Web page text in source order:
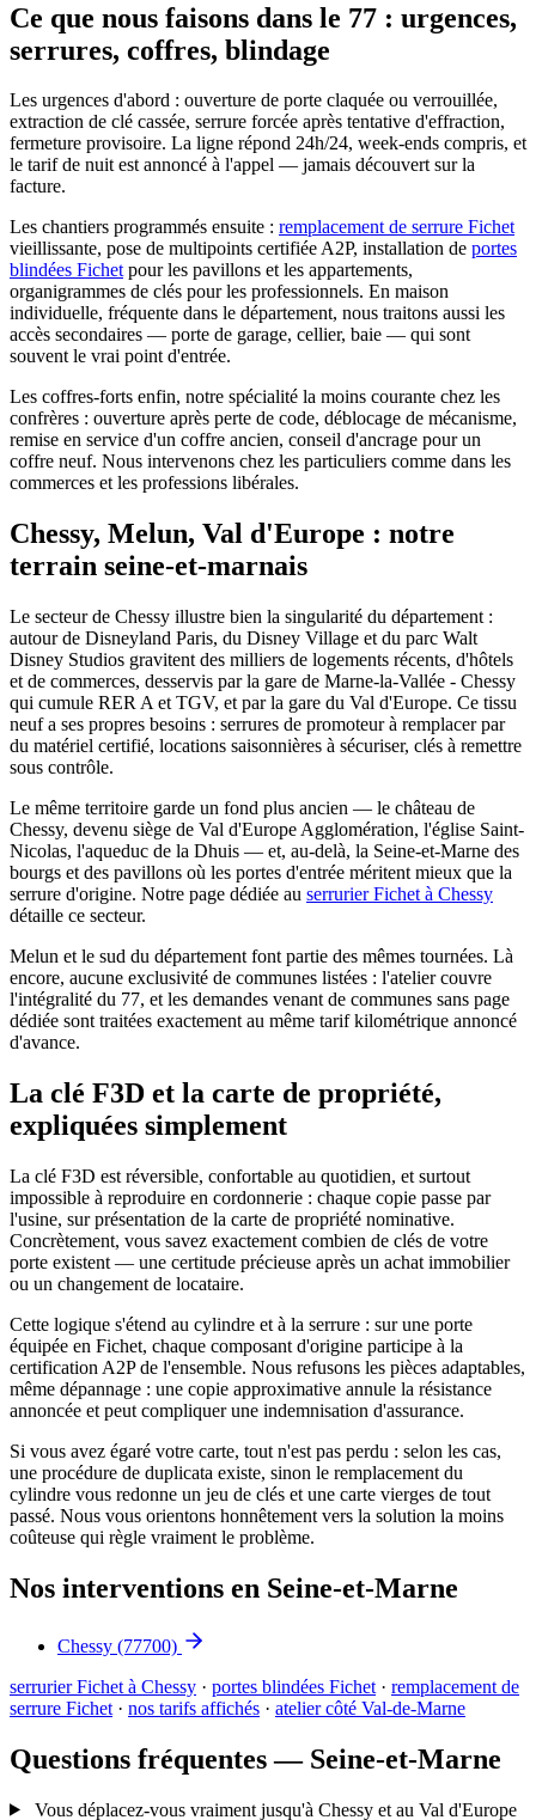
Ce que nous faisons dans le 77 : urgences,
serrures, coffres, blindage
Les urgences d'abord : ouverture de porte claquée ou verrouillée,
extraction de clé cassée, serrure forcée après tentative d'effraction,
fermeture provisoire. La ligne répond 24h/24, week-ends compris, et
le tarif de nuit est annoncé à l'appel — jamais découvert sur la
facture.
Les chantiers programmés ensuite : remplacement de serrure Fichet
vieillissante, pose de multipoints certifiée A2P, installation de portes
blindées Fichetpour les pavillons et les appartements,
organigrammes de clés pour les professionnels. En maison
individuelle, fréquente dans le département, nous traitons aussi les
accès secondaires — porte de garage, cellier, baie — qui sont
souvent le vrai point d'entrée.
Les coffres-forts enfin, notre spécialité la moins courante chez les
confrères : ouverture après perte de code, déblocage de mécanisme,
remise en service d'un coffre ancien, conseil d'ancrage pour un
coffre neuf. Nous intervenons chez les particuliers comme dans les
commerces et les professions libérales.
Chessy, Melun, Val d'Europe : notre
terrain seine-et-marnais
Le secteur de Chessy illustre bien la singularité du département :
autour de Disneyland Paris, du Disney Village et du parc Walt
Disney Studios gravitent des milliers de logements récents, d'hôtels
et de commerces, desservis par la gare de Marne-la-Vallée - Chessy
qui cumule RER A et TGV, et par la gare du Val d'Europe. Ce tissu
neuf a ses propres besoins : serrures de promoteur à remplacer par
du matériel certifié, locations saisonnières à sécuriser, clés à remettre
sous contrôle.
Le même territoire garde un fond plus ancien — le château de
Chessy, devenu siège de Val d'Europe Agglomération, l'église Saint-
Nicolas, l'aqueduc de la Dhuis — et, au-delà, la Seine-et-Marne des
bourgs et des pavillons où les portes d'entrée méritent mieux que la
serrure d'origine. Notre page dédiée au serrurier Fichet à Chessy
détaille ce secteur.
Melun et le sud du département font partie des mêmes tournées. Là
encore, aucune exclusivité de communes listées : l'atelier couvre
l'intégralité du 77, et les demandes venant de communes sans page
dédiée sont traitées exactement au même tarif kilométrique annoncé
d'avance.
La clé F3D et la carte de propriété,
expliquées simplement
La clé F3D est réversible, confortable au quotidien, et surtout
impossible à reproduire en cordonnerie : chaque copie passe par
l'usine, sur présentation de la carte de propriété nominative.
Concrètement, vous savez exactement combien de clés de votre
porte existent — une certitude précieuse après un achat immobilier
ou un changement de locataire.
Cette logique s'étend au cylindre et à la serrure : sur une porte
équipée en Fichet, chaque composant d'origine participe à la
certification A2P de l'ensemble. Nous refusons les pièces adaptables,
même dépannage : une copie approximative annule la résistance
annoncée et peut compliquer une indemnisation d'assurance.
Si vous avez égaré votre carte, tout n'est pas perdu : selon les cas,
une procédure de duplicata existe, sinon le remplacement du
cylindre vous redonne un jeu de clés et une carte vierges de tout
passé. Nous vous orientons honnêtement vers la solution la moins
coûteuse qui règle vraiment le problème.
Nos interventions en Seine-et-Marne
Chessy (77700)
serrurier Fichet à Chessy · portes blindées Fichet · remplacement de
serrure Fichet · nos tarifs affichés · atelier côté Val-de-Marne
Questions fréquentes — Seine-et-Marne
Vous déplacez-vous vraiment jusqu'à Chessy et au Val d'Europe